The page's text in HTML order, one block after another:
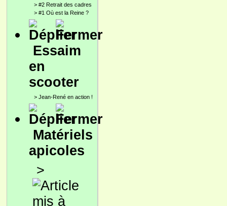
> #2 Retrait des cadres
> #1 Où est la Reine ?
Essaim
en
scooter
> Jean-René en action !
Matériels
apicoles
>